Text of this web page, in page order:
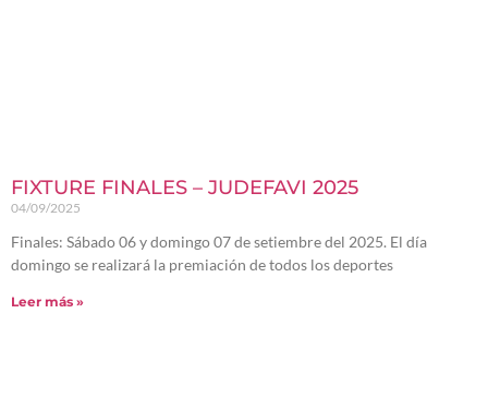
FIXTURE FINALES – JUDEFAVI 2025
04/09/2025
Finales: Sábado 06 y domingo 07 de setiembre del 2025. El día
domingo se realizará la premiación de todos los deportes
Leer más »